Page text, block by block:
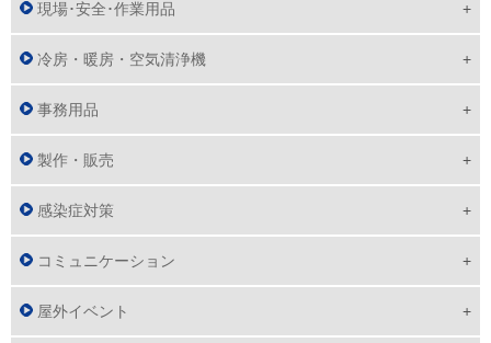
現場･安全･作業用品
冷房・暖房・空気清浄機
事務用品
製作・販売
感染症対策
コミュニケーション
屋外イベント